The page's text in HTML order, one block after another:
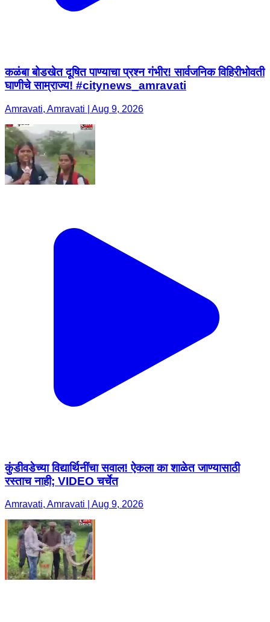
कळंबा बोडखेत दूषित पाण्याचा प्रश्न गंभीर! सार्वजनिक विहिरीभोवती
घाणीचे साम्राज्य! #citynews_amravati
Amravati, Amravati | Aug 9, 2026
कुंडीवडेच्या विद्यार्थिनींचा सवाल! ऐकला का शाळेत जाण्यासाठी
रस्ताच नाही; VIDEO चर्चेत
Amravati, Amravati | Aug 9, 2026